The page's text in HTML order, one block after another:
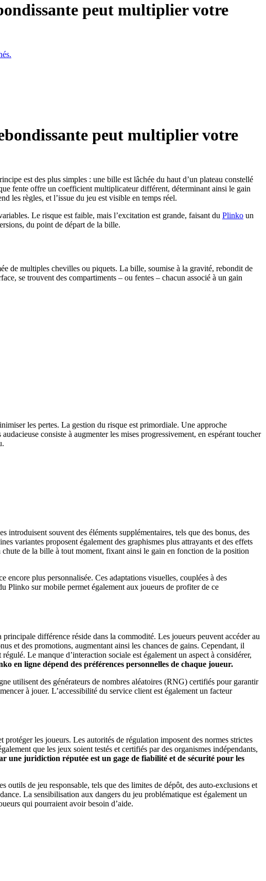
peut multiplier votre
peut multiplier votre
est des plus simples : une bille est lâchée du haut d’un plateau constellé
fente offre un coefficient multiplicateur différent, déterminant ainsi le gain
les règles, et l’issue du jeu est visible en temps réel.
Le risque est faible, mais l’excitation est grande, faisant du Plinko un
du point de départ de la bille.
de multiples chevilles ou piquets. La bille, soumise à la gravité, rebondit de
se trouvent des compartiments – ou fentes – chacun associé à un gain
les pertes. La gestion du risque est primordiale. Une approche
consiste à augmenter les mises progressivement, en espérant toucher
introduisent souvent des éléments supplémentaires, tels que des bonus, des
variantes proposent également des graphismes plus attrayants et des effets
de la bille à tout moment, fixant ainsi le gain en fonction de la position
encore plus personnalisée. Ces adaptations visuelles, couplées à des
Plinko sur mobile permet également aux joueurs de profiter de ce
différence réside dans la commodité. Les joueurs peuvent accéder au
et des promotions, augmentant ainsi les chances de gains. Cependant, il
Le manque d’interaction sociale est également un aspect à considérer,
en ligne dépend des préférences personnelles de chaque joueur.
utilisent des générateurs de nombres aléatoires (RNG) certifiés pour garantir
à jouer. L’accessibilité du service client est également un facteur
les joueurs. Les autorités de régulation imposent des normes strictes
que les jeux soient testés et certifiés par des organismes indépendants,
une juridiction réputée est un gage de fiabilité et de sécurité pour les
de jeu responsable, tels que des limites de dépôt, des auto-exclusions et
La sensibilisation aux dangers du jeu problématique est également un
qui pourraient avoir besoin d’aide.